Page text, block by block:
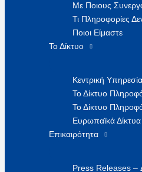
Με Ποιους
Τι Πληροφορίες
Ποιοι Είμαστε
Το Δίκτυο
Κεντρική
Το Δίκτυο
Το Δίκτυο
Ευρωπαϊκά
Επικαιρότητα
Press Releases –